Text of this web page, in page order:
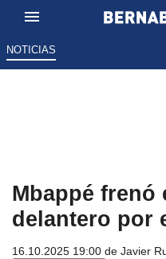
NOTICIAS
Mbappé frenó
delantero por
16.10.2025 19:00 de Javier